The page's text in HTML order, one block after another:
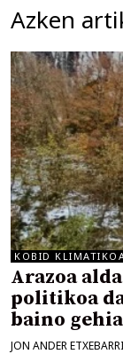
Azken
KOBID
Arazoa
politikoa
baino
JON ANDER